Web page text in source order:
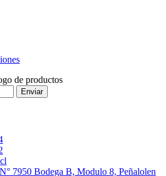
de productos
7950 Bodega B, Modulo 8, Peñalolen